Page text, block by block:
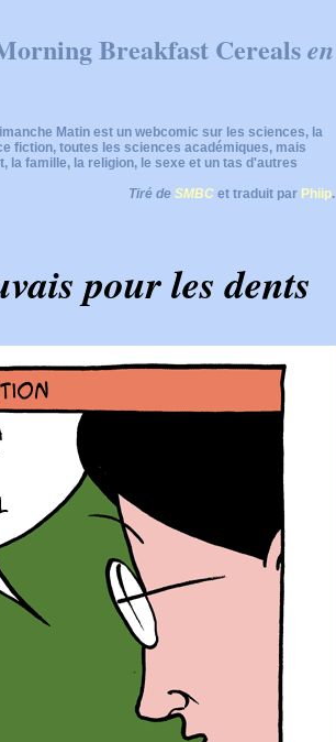
Breakfast Cerealsen
Matin est un webcomic sur les sciences, la
fiction, toutes les sciences académiques, mais
la famille, la religion, le sexe et un tas d'autres
Tiré de SMBC et traduit par Phiip.
pour les dents